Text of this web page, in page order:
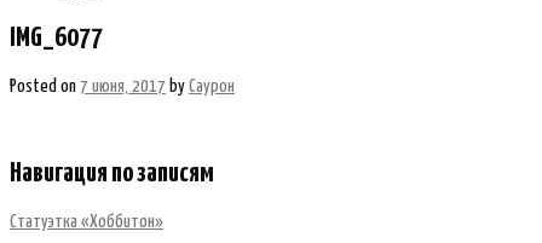
IMG_6077
Posted on 7 июня, 2017 by Саурон
Навигация по записям
Статуэтка «Хоббитон»